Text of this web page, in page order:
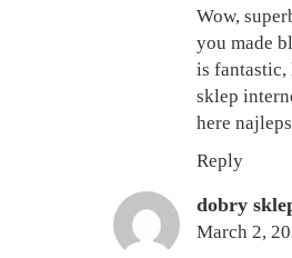
Wow,
you made
is fantastic,
sklep
here
Reply
dobry
March 2,